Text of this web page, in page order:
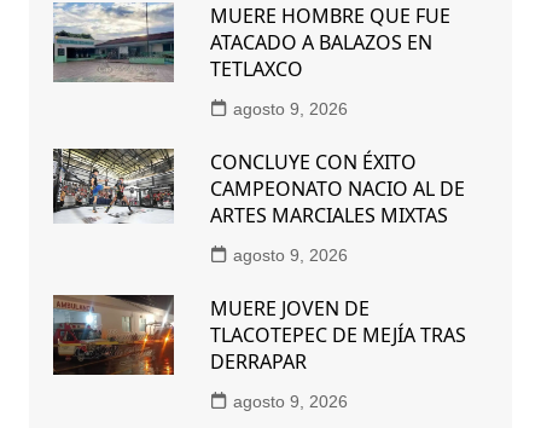
MUERE HOMBRE QUE FUE
ATACADO A BALAZOS EN
TETLAXCO
agosto 9, 2026
CONCLUYE CON ÉXITO
CAMPEONATO NACIO AL DE
ARTES MARCIALES MIXTAS
agosto 9, 2026
MUERE JOVEN DE
TLACOTEPEC DE MEJÍA TRAS
DERRAPAR
agosto 9, 2026